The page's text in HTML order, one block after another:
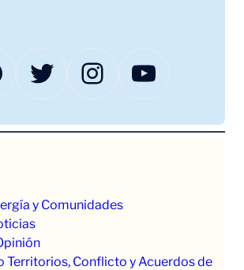
Twitter Instagram YouTube
y Comunidades
Territorios, Conflicto y Acuerdos de